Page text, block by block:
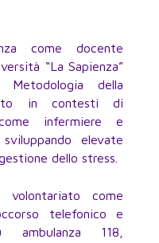
come docente
“La Sapienza”
Metodologia della
in contesti di
infermiere e
elevate
dello stress.
come
telefonico e
118,